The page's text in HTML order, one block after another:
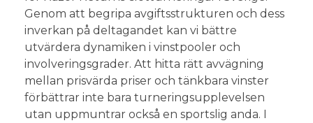
Genom att begripa avgiftsstrukturen och dess
inverkan på deltagandet kan vi bättre
utvärdera dynamiken i vinstpooler och
involveringsgrader. Att hitta rätt avvägning
mellan prisvärda priser och tänkbara vinster
förbättrar inte bara turneringsupplevelsen
utan uppmuntrar också en sportslig anda. I